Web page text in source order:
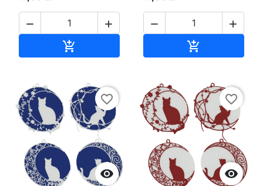
 

 


favorite_border

favorite_border